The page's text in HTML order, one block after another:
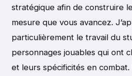
stratégique afin de construire
mesure que vous avancez.
particulièrement le travail du
personnages jouables qui ont
et leurs spécificités en